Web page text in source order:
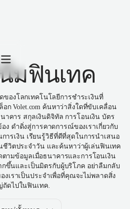
มฟินเทค
องโลกเทคโนโลยีการชำระเงินที่
ก Volet.com ค้นหาว่าสิ่งใดที่ขับเคลื่อน
คาร สกุลเงินดิจิทัล การโอนเงิน บัตร
ง ดำดิ่งสู่การคาดการณ์ของเราเกี่ยวกับ
ารเงิน เรียนรู้วิธีที่ดีที่สุดในการนำเสนอ
ชีวิตประจำวัน และค้นหาว่าผู้เล่นฟินเทค
ามข้อมูลเมื่อธนาคารและการโอนเงิน
ขึ้นและเป็นมิตรกับผู้บริโภค อย่าลืมกลับ
เราเป็นประจำเพื่อที่คุณจะไม่พลาดสิ่ง
ถัดไปในฟินเทค.